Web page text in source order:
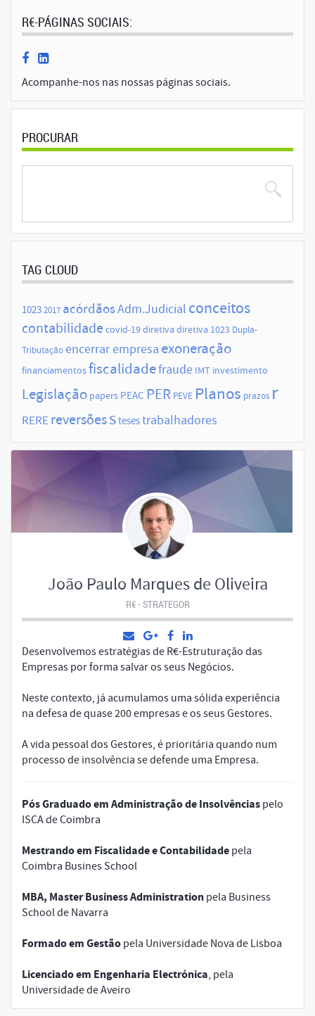
R€-PÁGINAS SOCIAIS:
Acompanhe-nos nas nossas páginas sociais.
PROCURAR
TAG CLOUD
10232017 acórdãosAdm.Judicial conceitos
contabilidade covid-19diretiva diretiva 1023 Dupla-
Tributaçãoencerrar empresa exoneração
financiamentosfiscalidadefraude IMT investimento
Legislação papers PEAC PER PEVE Planos prazos r
RERE reversõesstesestrabalhadores
João Paulo Marques de Oliveira
R€ - STRATEGOR
Desenvolvemos estratégias de R€-Estruturação das
Empresas por forma salvar os seus Negócios.
Neste contexto, já acumulamos uma sólida experiência
na defesa de quase 200 empresas e os seus Gestores.
A vida pessoal dos Gestores, é prioritária quando num
processo de insolvência se defende uma Empresa.
Pós Graduado em Administração de Insolvências pelo
ISCA de Coimbra
Mestrando em Fiscalidade e Contabilidade pela
Coimbra Busines School
MBA, Master Business Administration pela Business
School de Navarra
Formado em Gestão pela Universidade Nova de Lisboa
Licenciado em Engenharia Electrónica, pela
Universidade de Aveiro